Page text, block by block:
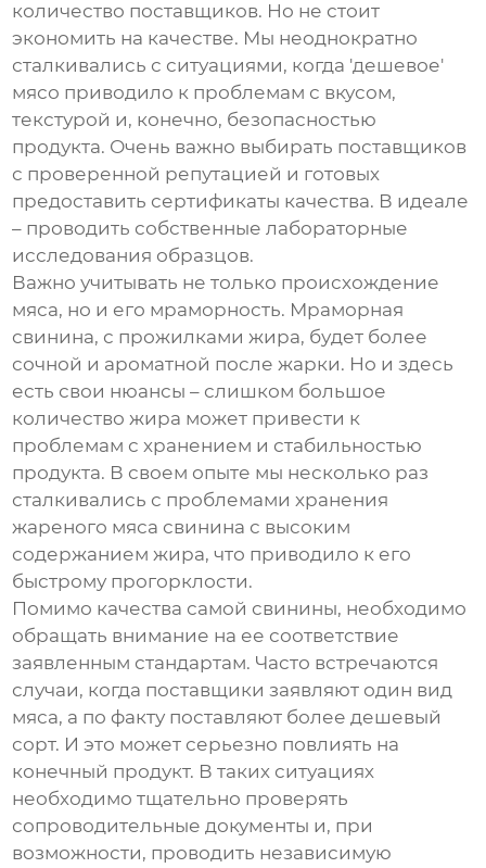
количество поставщиков. Но не стоит
экономить на качестве. Мы неоднократно
сталкивались с ситуациями, когда 'дешевое'
мясо приводило к проблемам с вкусом,
текстурой и, конечно, безопасностью
продукта. Очень важно выбирать поставщиков
с проверенной репутацией и готовых
предоставить сертификаты качества. В идеале
– проводить собственные лабораторные
исследования образцов.
Важно учитывать не только происхождение
мяса, но и его мраморность. Мраморная
свинина, с прожилками жира, будет более
сочной и ароматной после жарки. Но и здесь
есть свои нюансы – слишком большое
количество жира может привести к
проблемам с хранением и стабильностью
продукта. В своем опыте мы несколько раз
сталкивались с проблемами хранения
жареного мяса свинина с высоким
содержанием жира, что приводило к его
быстрому прогорклости.
Помимо качества самой свинины, необходимо
обращать внимание на ее соответствие
заявленным стандартам. Часто встречаются
случаи, когда поставщики заявляют один вид
мяса, а по факту поставляют более дешевый
сорт. И это может серьезно повлиять на
конечный продукт. В таких ситуациях
необходимо тщательно проверять
сопроводительные документы и, при
возможности, проводить независимую